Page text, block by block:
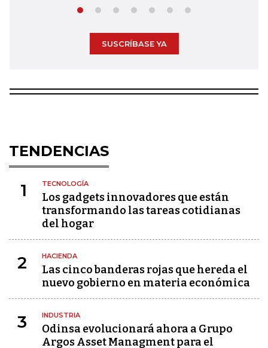
SUSCRÍBASE YA
TENDENCIAS
1 TECNOLOGÍA
Los gadgets innovadores que están
transformando las tareas cotidianas
del hogar
2 HACIENDA
Las cinco banderas rojas que hereda el
nuevo gobierno en materia económica
3 INDUSTRIA
Odinsa evolucionará ahora a Grupo
Argos Asset Managment para el